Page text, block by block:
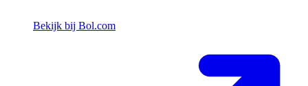
Bekijk bij Bol.com